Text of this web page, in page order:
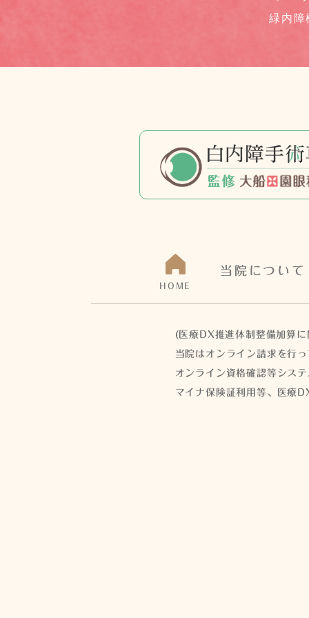
緑内障
HOME
当院について
(医療DX推進体制整備加算
当院はオンライン請求を行
オンライン資格確認等シス
マイナ保険証利用等、医療